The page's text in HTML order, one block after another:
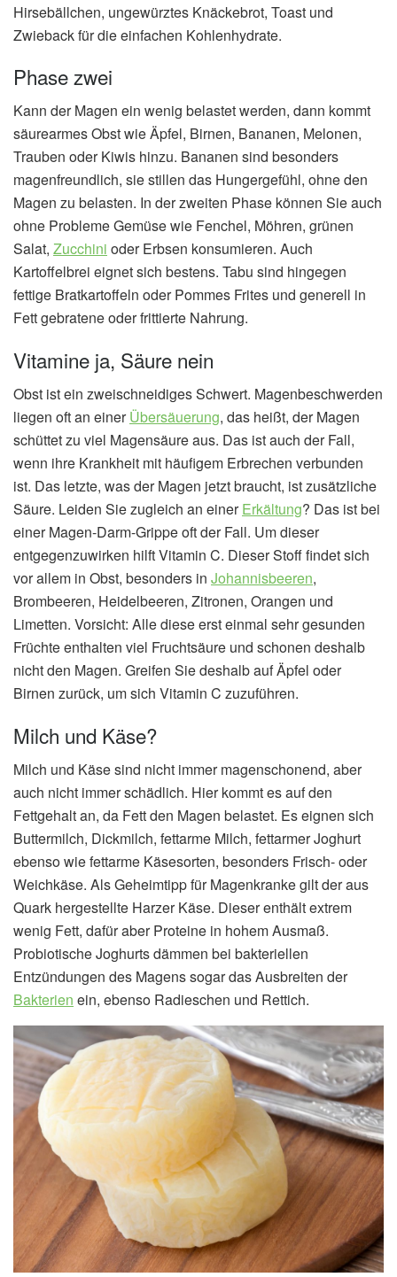
Hirsebällchen, ungewürztes Knäckebrot, Toast und
Zwieback für die einfachen Kohlenhydrate.
Phase zwei
Kann der Magen ein wenig belastet werden, dann kommt
säurearmes Obst wie Äpfel, Birnen, Bananen, Melonen,
Trauben oder Kiwis hinzu. Bananen sind besonders
magenfreundlich, sie stillen das Hungergefühl, ohne den
Magen zu belasten. In der zweiten Phase können Sie auch
ohne Probleme Gemüse wie Fenchel, Möhren, grünen
Salat, Zucchini oder Erbsen konsumieren. Auch
Kartoffelbrei eignet sich bestens. Tabu sind hingegen
fettige Bratkartoffeln oder Pommes Frites und generell in
Fett gebratene oder frittierte Nahrung.
Vitamine ja, Säure nein
Obst ist ein zweischneidiges Schwert. Magenbeschwerden
liegen oft an einerÜbersäuerung, das heißt, der Magen
schüttet zu viel Magensäure aus. Das ist auch der Fall,
wenn ihre Krankheit mit häufigem Erbrechen verbunden
ist. Das letzte, was der Magen jetzt braucht, ist zusätzliche
Säure. Leiden Sie zugleich an einerErkältung? Das ist bei
einer Magen-Darm-Grippe oft der Fall. Um dieser
entgegenzuwirken hilft Vitamin C. Dieser Stoff findet sich
vor allem in Obst, besonders in Johannisbeeren,
Brombeeren, Heidelbeeren, Zitronen, Orangen und
Limetten. Vorsicht: Alle diese erst einmal sehr gesunden
Früchte enthalten viel Fruchtsäure und schonen deshalb
nicht den Magen. Greifen Sie deshalb auf Äpfel oder
Birnen zurück, um sich Vitamin C zuzuführen.
Milch und Käse?
Milch und Käse sind nicht immer magenschonend, aber
auch nicht immer schädlich. Hier kommt es auf den
Fettgehalt an, da Fett den Magen belastet. Es eignen sich
Buttermilch, Dickmilch, fettarme Milch, fettarmer Joghurt
ebenso wie fettarme Käsesorten, besonders Frisch- oder
Weichkäse. Als Geheimtipp für Magenkranke gilt der aus
Quark hergestellte Harzer Käse. Dieser enthält extrem
wenig Fett, dafür aber Proteine in hohem Ausmaß.
Probiotische Joghurts dämmen bei bakteriellen
Entzündungen des Magens sogar das Ausbreiten der
Bakterien ein, ebenso Radieschen und Rettich.